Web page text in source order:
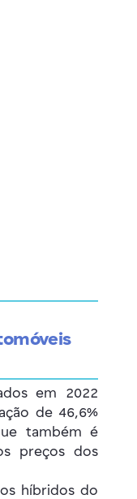
em 2022
de 46,6%
também é
preços dos
híbridos do